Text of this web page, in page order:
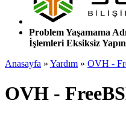
Problem Yaşamama
İşlemleri Eksiksiz
Anasayfa » Yardım » OVH -
OVH -